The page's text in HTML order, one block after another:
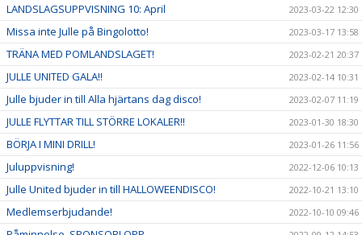
LANDSLAGSUPPVISNING 10: April 2023-03-22 12:30
Missa inte Julle på Bingolotto! 2023-03-17 13:58
TRÄNA MED POMLANDSLAGET! 2023-02-21 20:37
JULLE UNITED GALA!! 2023-02-14 10:31
Julle bjuder in till Alla hjärtans dag disco! 2023-02-07 11:19
JULLE FLYTTAR TILL STÖRRE LOKALER!! 2023-01-30 18:30
BÖRJA I MINI DRILL! 2023-01-26 11:56
Juluppvisning! 2022-12-06 10:13
Julle United bjuder in till HALLOWEENDISCO! 2022-10-21 13:10
Medlemserbjudande! 2022-10-10 09:46